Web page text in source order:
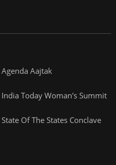
Agenda Aajtak
India Today Woman's Summit
State Of The States Conclave